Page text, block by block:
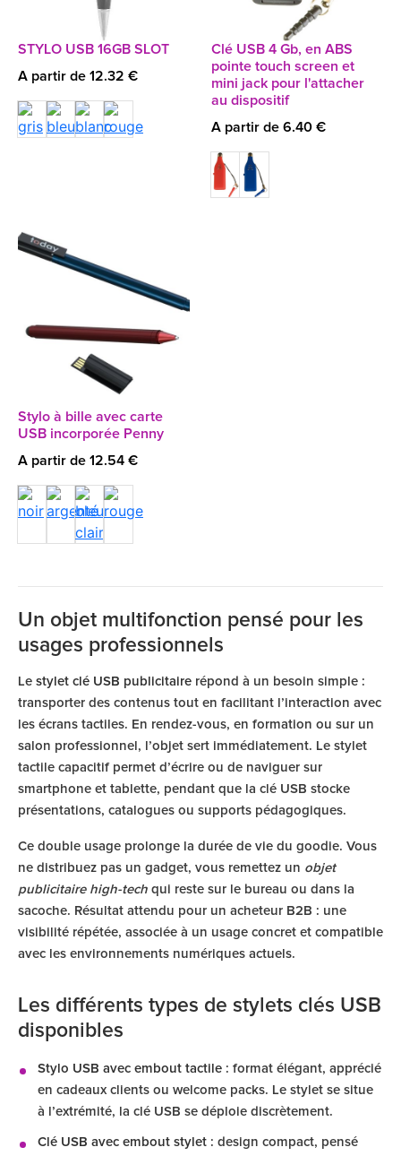
STYLO USB 16GB SLOT
A partir de 12.32 €
Clé USB 4 Gb, en ABS
pointe touch screen et
mini jack pour l'attacher
au dispositif
A partir de 6.40 €
Stylo à bille avec carte
USB incorporée Penny
A partir de 12.54 €
Un objet multifonction pensé pour les
usages professionnels
Le stylet clé USB publicitaire répond à un besoin simple :
transporter des contenus tout en facilitant l’interaction avec
les écrans tactiles. En rendez-vous, en formation ou sur un
salon professionnel, l’objet sert immédiatement. Le stylet
tactile capacitif permet d’écrire ou de naviguer sur
smartphone et tablette, pendant que la clé USB stocke
présentations, catalogues ou supports pédagogiques.
Ce double usage prolonge la durée de vie du goodie. Vous
ne distribuez pas un gadget, vous remettez un objet
publicitaire high-tech qui reste sur le bureau ou dans la
sacoche. Résultat attendu pour un acheteur B2B : une
visibilité répétée, associée à un usage concret et compatible
avec les environnements numériques actuels.
Les différents types de stylets clés USB
disponibles
Stylo USB avec embout tactile : format élégant, apprécié
en cadeaux clients ou welcome packs. Le stylet se situe
à l’extrémité, la clé USB se déploie discrètement.
Clé USB avec embout stylet : design compact, pensé